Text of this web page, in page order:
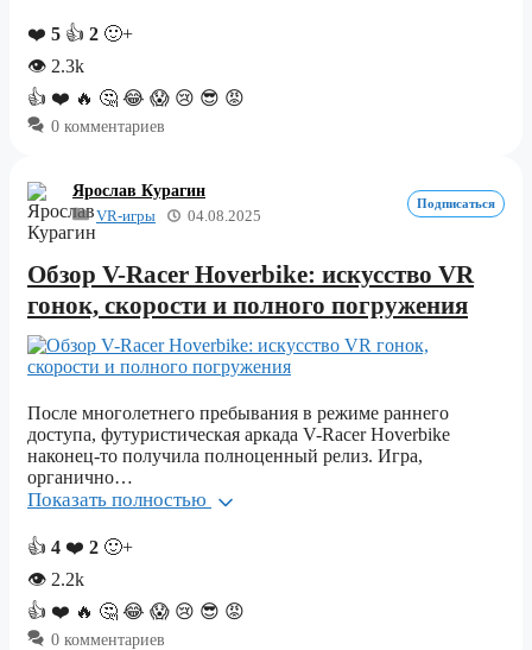
❤️ 5 👍 2 🙂+
👁 2.3k
👍 ❤️ 🔥 🤔 😂 😱 😢 😎 😡
0 комментариев
Ярослав Курагин
VR-игры
04.08.2025
Подписаться
Обзор V-Racer Hoverbike: искусство VR
гонок, скорости и полного погружения
После многолетнего пребывания в режиме раннего
доступа, футуристическая аркада V-Racer Hoverbike
наконец-то получила полноценный релиз. Игра,
органично…
Показать полностью
👍 4 ❤️ 2 🙂+
👁 2.2k
👍 ❤️ 🔥 🤔 😂 😱 😢 😎 😡
0 комментариев